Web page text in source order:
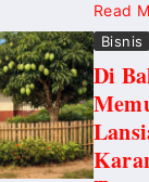
Read
Bisnis
Di